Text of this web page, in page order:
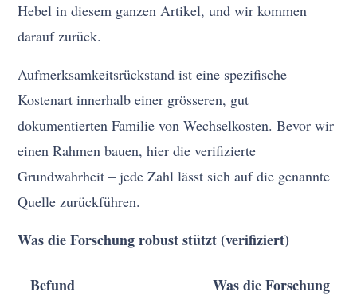
Hebel in diesem ganzen Artikel, und wir kommen
darauf zurück.
Aufmerksamkeitsrückstand ist eine spezifische
Kostenart innerhalb einer grösseren, gut
dokumentierten Familie von Wechselkosten. Bevor wir
einen Rahmen bauen, hier die verifizierte
Grundwahrheit – jede Zahl lässt sich auf die genannte
Quelle zurückführen.
Was die Forschung robust stützt (verifiziert)
Befund
Was die Forschung